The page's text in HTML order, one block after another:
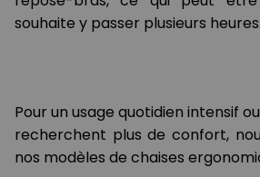
souhaite y passer plusieurs heures.
Pour un usage quotidien intensif
recherchent plus de confort,
nos modèles de chaises